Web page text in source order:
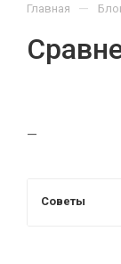
Главная —
Советы